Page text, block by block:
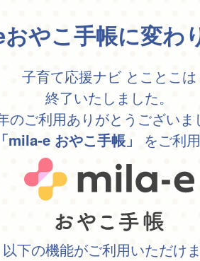
やこ手帳に変わ
子育て応援ナビ とことこは
終了いたしました。
のご利用ありがとうございま
「mila-e おやこ手帳」 をご利
以下の機能がご利用いただけ